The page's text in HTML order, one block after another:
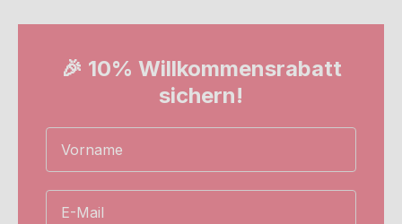
🎉 10% Willkommensrabatt
sichern!
Name
Email